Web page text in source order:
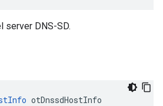
server DNS-SD.
otDnssdHostInfo